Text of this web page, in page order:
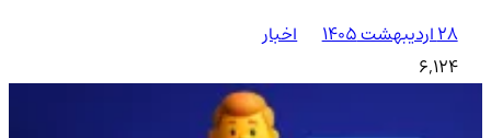
۲۸ اردیبهشت ۱۴۰۵
اخبار
6,124